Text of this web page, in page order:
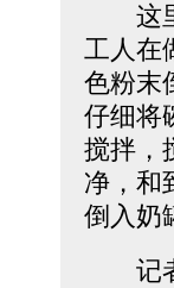
这里
工人在
色粉末
仔细将
搅拌，
净，和
倒入奶
记者